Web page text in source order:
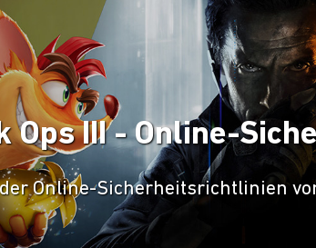
Ops III - Online-
Online-Sicherheitsrichtlinien